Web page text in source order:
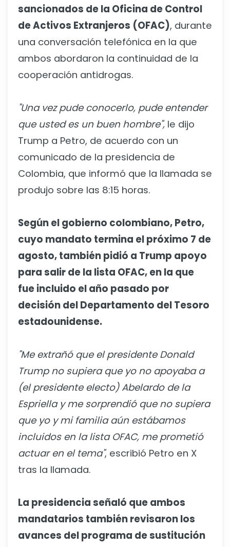
sancionados de la Oficina de Control
de Activos Extranjeros (OFAC), durante
una conversación telefónica en la que
ambos abordaron la continuidad de la
cooperación antidrogas.
"Una vez pude conocerlo, pude entender
que usted es un buen hombre", le dijo
Trump a Petro, de acuerdo con un
comunicado de la presidencia de
Colombia, que informó que la llamada se
produjo sobre las 8:15 horas.
Según el gobierno colombiano, Petro,
cuyo mandato termina el próximo 7 de
agosto, también pidió a Trump apoyo
para salir de la lista OFAC, en la que
fue incluido el año pasado por
decisión del Departamento del Tesoro
estadounidense.
"Me extrañó que el presidente Donald
Trump no supiera que yo no apoyaba a
(el presidente electo) Abelardo de la
Espriella y me sorprendió que no supiera
que yo y mi familia aún estábamos
incluidos en la lista OFAC, me prometió
actuar en el tema", escribió Petro en X
tras la llamada.
La presidencia señaló que ambos
mandatarios también revisaron los
avances del programa de sustitución